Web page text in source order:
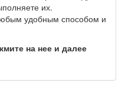
их.
удобным способом и
на нее и далее